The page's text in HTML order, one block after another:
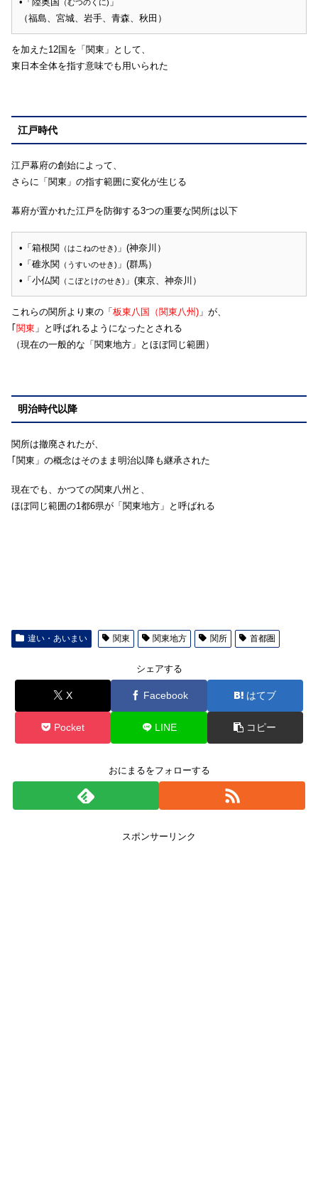
（むつのくに)
（福島、宮城、岩手、青森、秋田）
を加えた12国を「関東」として、
東日本全体を指す意味でも用いられた
江戸時代
江戸幕府の創始によって、
さらに「関東」の指す範囲に変化が生じる
幕府が置かれた江戸を防御する3つの重要な関所は以下
•「箱根関 （はこねのせき) 」(神奈川）
•「碓氷関 （うすいのせき) 」(群馬）
•「小仏関 （こぼとけのせき) 」(東京、神奈川）
これらの関所より東の「 板東八国（関東八州) 」が、
｢ 関東 」と呼ばれるようになったとされる
（現在の一般的な「関東地方」とほぼ同じ範囲）
明治時代以降
関所は撤廃されたが、
｢関東」の概念はそのまま明治以降も継承された
現在でも、かつての関東八州と、
ほぼ同じ範囲の1都6県が「関東地方」と呼ばれる
違い・あいまい 関東 関東地方 関所 首都圏
シェアする
X Facebook はてブ
Pocket LINE コピー
おにまるをフォローする
スポンサーリンク